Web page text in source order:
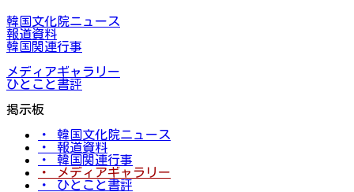
韓国文化院ニュース
報道資料
韓国関連行事
メディアギャラリー
ひとこと書評
掲示板
・ 韓国文化院ニュース
・ 報道資料
・ 韓国関連行事
・ メディアギャラリー
・ ひとこと書評